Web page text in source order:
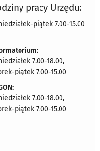
pracy Urzędu:
piątek 7.00-15.00
7.00-18.00,
piątek 7.00-15.00
7.00-18.00,
piątek 7.00-15.00